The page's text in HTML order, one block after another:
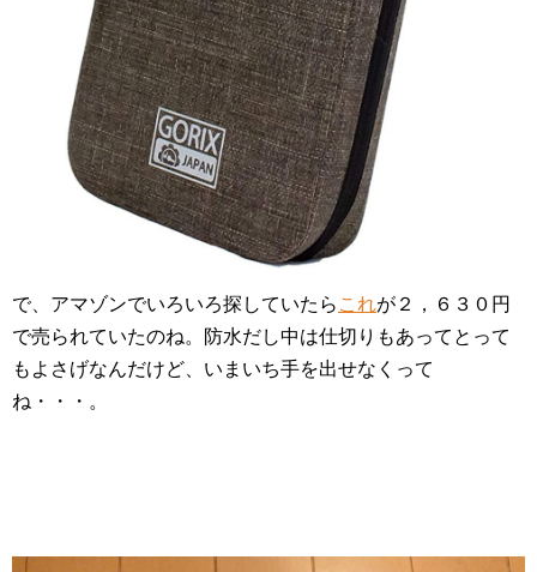
で、アマゾンでいろいろ探していたら これが２，６３０円
で売られていたのね。防水だし中は仕切りもあってとって
もよさげなんだけど、いまいち手を出せなくって
ね・・・。